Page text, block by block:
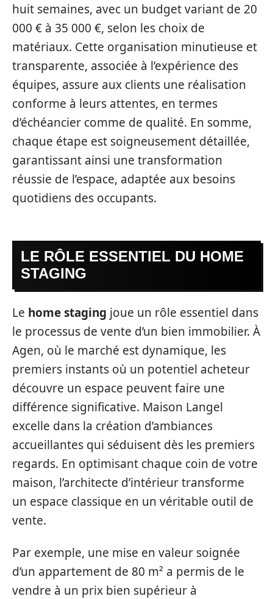
huit semaines, avec un budget variant de 20
000 € à 35 000 €, selon les choix de
matériaux. Cette organisation minutieuse et
transparente, associée à l’expérience des
équipes, assure aux clients une réalisation
conforme à leurs attentes, en termes
d’échéancier comme de qualité. En somme,
chaque étape est soigneusement détaillée,
garantissant ainsi une transformation
réussie de l’espace, adaptée aux besoins
quotidiens des occupants.
LE RÔLE ESSENTIEL DU HOME
STAGING
Le home staging joue un rôle essentiel dans
le processus de vente d’un bien immobilier. À
Agen, où le marché est dynamique, les
premiers instants où un potentiel acheteur
découvre un espace peuvent faire une
différence significative. Maison Langel
excelle dans la création d’ambiances
accueillantes qui séduisent dès les premiers
regards. En optimisant chaque coin de votre
maison, l’architecte d’intérieur transforme
un espace classique en un véritable outil de
vente.
Par exemple, une mise en valeur soignée
d’un appartement de 80 m² a permis de le
vendre à un prix bien supérieur à